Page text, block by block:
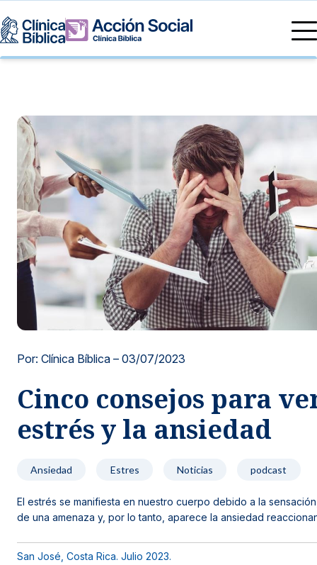
Nuestras especialidades
Centros de Excelencia
Servicios Generales
Servicios 24/7
Servicios Especializados
Otros Servicios
Mi Vida
Información
Información para el Paciente
Sobre nosotros
Investigación, Innovación y Docencia
Sedes
Por: Clínica Bíblica – 03/07/2023
Cinco consejos para
estrés y la ansiedad
Ansiedad Estres Noticias podcast
El estrés se manifiesta en nuestro cuerpo debido a la
de una amenaza y, por lo tanto, aparece la ansiedad
San José, Costa Rica. Julio 2023.